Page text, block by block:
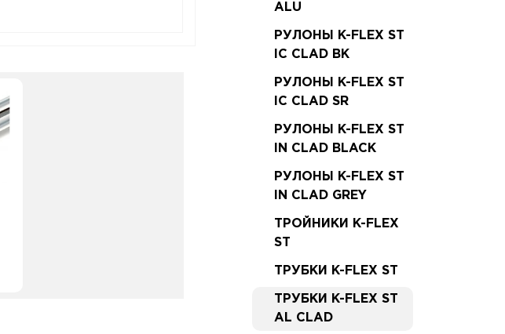
ALU
РУЛОНЫ K-FLEX ST
IC CLAD BK
РУЛОНЫ K-FLEX ST
IC CLAD SR
РУЛОНЫ K-FLEX ST
IN CLAD BLACK
РУЛОНЫ K-FLEX ST
IN CLAD GREY
ТРОЙНИКИ K-FLEX
ST
ТРУБКИ K-FLEX ST
ТРУБКИ K-FLEX ST
AL CLAD